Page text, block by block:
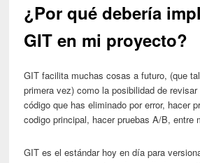
¿Por qué debería
GIT en mi proyecto?
GIT facilita muchas cosas a futuro, (que
primera vez) como la posibilidad de
código que has eliminado por error, hacer
codigo principal, hacer pruebas A/B, entre
GIT es el estándar hoy en día para